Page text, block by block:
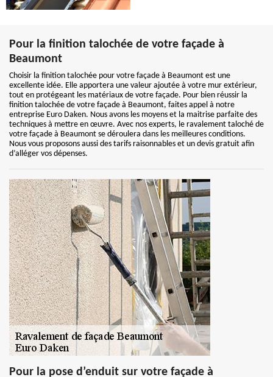
Pour la finition talochée de votre façade à
Beaumont
Choisir la finition talochée pour votre façade à Beaumont est une
excellente idée. Elle apportera une valeur ajoutée à votre mur extérieur,
tout en protégeant les matériaux de votre façade. Pour bien réussir la
finition talochée de votre façade à Beaumont, faites appel à notre
entreprise Euro Daken. Nous avons les moyens et la maitrise parfaite des
techniques à mettre en œuvre. Avec nos experts, le ravalement taloché de
votre façade à Beaumont se déroulera dans les meilleures conditions.
Nous vous proposons aussi des tarifs raisonnables et un devis gratuit afin
d’alléger vos dépenses.
Pour la pose d’enduit sur votre façade à